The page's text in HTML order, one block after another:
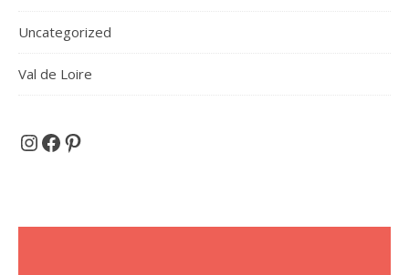
Uncategorized
Val de Loire
Et si on partait en voyage ...
Facebook
Pinterest